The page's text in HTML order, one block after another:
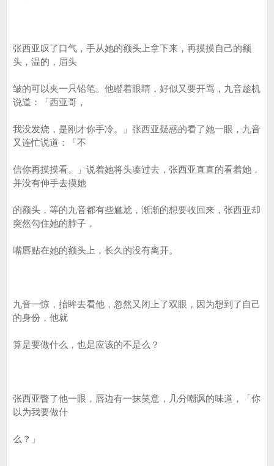
张西亚叹了口气，手从她的额头上拿下来，再摸摸自己的额
头，温的，眉头
皱的可以夹一只铅笔。他瞪着眼睛，好似又要开骂，九音趁机
说道：「西亚哥，
我没发烧，是刚才你手冷。」张西亚疑惑的看了她一眼，九音
又连忙说道：「不
信你再摸摸看。」说着她将头凑过去，张西亚直直的看着她，
并没有伸手去摸她
的额头，等的九音都有些尴尬，渐渐的想要收回来，张西亚却
突然勾住她的脖子，
嘴唇贴在她的额头上，长久的没有离开。
九音一惊，抬眸去看他，忽然又闭上了双眼，因为想到了自己
的身份，他就
算是要做什么，也是应该的不是么？
张西亚瞥了他一眼，唇边有一抹笑意，几分嘲讽的味道，「你
以为我要做什
么？」